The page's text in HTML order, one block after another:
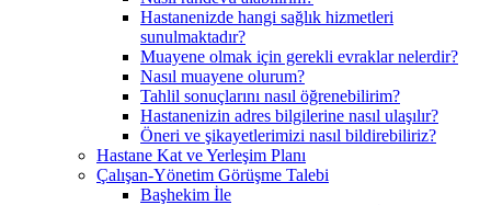
Hastanenizde hangi sağlık hizmetleri
sunulmaktadır?
Muayene olmak için gerekli evraklar nelerdir?
Nasıl muayene olurum?
Tahlil sonuçlarını nasıl öğrenebilirim?
Hastanenizin adres bilgilerine nasıl ulaşılır?
Öneri ve şikayetlerimizi nasıl bildirebiliriz?
Hastane Kat ve Yerleşim Planı
Çalışan-Yönetim Görüşme Talebi
Başhekim İle